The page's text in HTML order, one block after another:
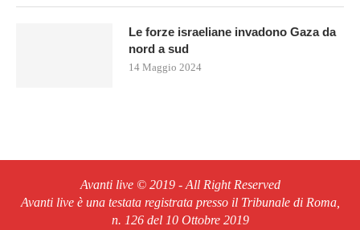
Le forze israeliane invadono Gaza da
nord a sud
14 Maggio 2024
Avanti live © 2019 - All Right Reserved
Avanti live è una testata registrata presso il Tribunale di Roma,
n. 126 del 10 Ottobre 2019